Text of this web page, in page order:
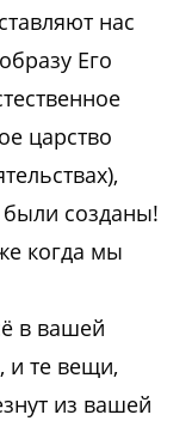
нас
Его
царство
были созданы!
когда мы
в вашей
и те вещи,
из вашей